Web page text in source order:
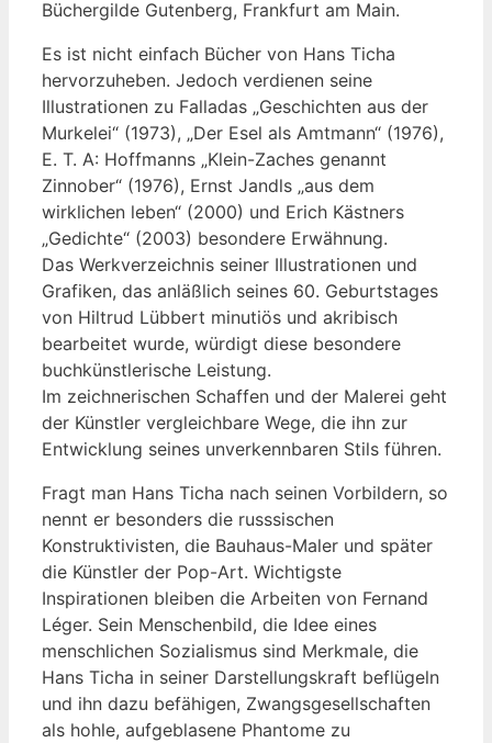
Büchergilde Gutenberg, Frankfurt am Main.
Es ist nicht einfach Bücher von Hans Ticha
hervorzuheben. Jedoch verdienen seine
Illustrationen zu Falladas „Geschichten aus der
Murkelei“ (1973), „Der Esel als Amtmann“ (1976),
E. T. A: Hoffmanns „Klein-Zaches genannt
Zinnober“ (1976), Ernst Jandls „aus dem
wirklichen leben“ (2000) und Erich Kästners
„Gedichte“ (2003) besondere Erwähnung.
Das Werkverzeichnis seiner Illustrationen und
Grafiken, das anläßlich seines 60. Geburtstages
von Hiltrud Lübbert minutiös und akribisch
bearbeitet wurde, würdigt diese besondere
buchkünstlerische Leistung.
Im zeichnerischen Schaffen und der Malerei geht
der Künstler vergleichbare Wege, die ihn zur
Entwicklung seines unverkennbaren Stils führen.
Fragt man Hans Ticha nach seinen Vorbildern, so
nennt er besonders die russsischen
Konstruktivisten, die Bauhaus-Maler und später
die Künstler der Pop-Art. Wichtigste
Inspirationen bleiben die Arbeiten von Fernand
Léger. Sein Menschenbild, die Idee eines
menschlichen Sozialismus sind Merkmale, die
Hans Ticha in seiner Darstellungskraft beflügeln
und ihn dazu befähigen, Zwangsgesellschaften
als hohle, aufgeblasene Phantome zu